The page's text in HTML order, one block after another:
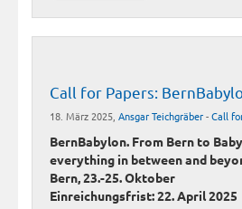
Call for Papers:
18. März 2025, Ansgar Teichgräber-Call
BernBabylon. From Bern to
everything in between and
Bern, 23.-25. Oktober
Einreichungsfrist: 22. April 2025